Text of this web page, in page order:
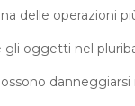
delle operazioni
oggetti nel